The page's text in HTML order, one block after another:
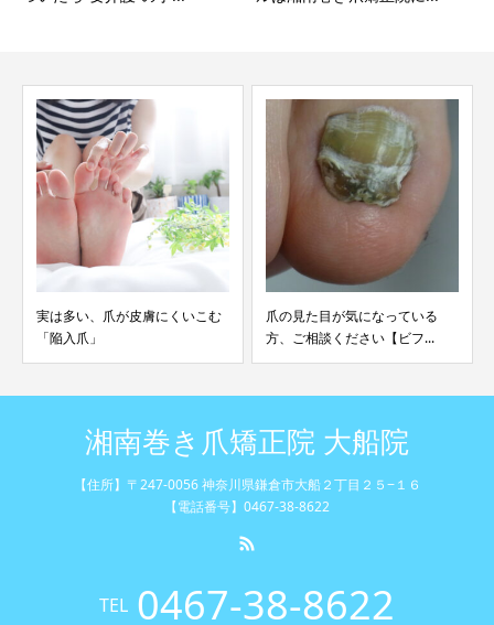
爪の見た目が気になっている
方、ご相談ください【ビフ...
重度の巻き爪でも手術不要の巻
き爪♪【ビフォーアフタ...
湘南巻き爪矯正院 大船院
【住所】〒247-0056 神奈川県鎌倉市大船２丁目２５−１６
【電話番号】0467-38-8622
TEL 0467-38-8622